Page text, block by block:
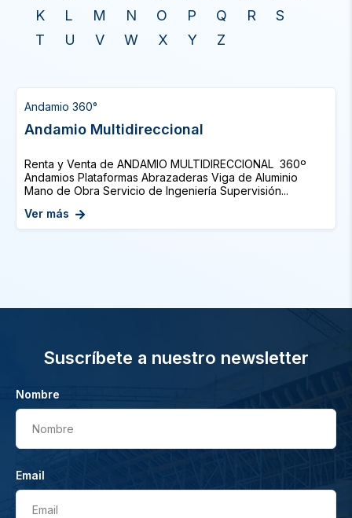
K
L M N O P Q R
S
T
U V W X Y Z
Andamio 360°
Andamio Multidireccional
Renta y Venta de ANDAMIO MULTIDIRECCIONAL 360º
Andamios Plataformas Abrazaderas Viga de Aluminio
Mano de Obra Servicio de Ingeniería Supervisión...
Ver más
Suscríbete a nuestro newsletter
Nombre
Nombre
Email
Email